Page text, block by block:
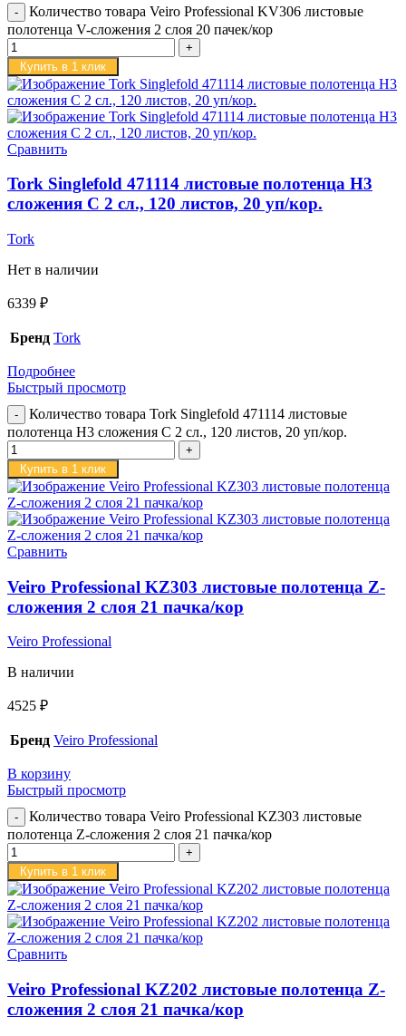
Количество товара Veiro Professional KV306 листовые
полотенца V-сложения 2 слоя 20 пачек/кор
Купить в 1 клик
Сравнить
Tork Singlefold 471114 листовые полотенца H3
сложения C 2 сл., 120 листов, 20 уп/кор.
Tork
Нет в наличии
6339 ₽
Бренд Tork
Подробнее
Быстрый просмотр
Количество товара Tork Singlefold 471114 листовые
полотенца H3 сложения C 2 сл., 120 листов, 20 уп/кор.
Купить в 1 клик
Сравнить
Veiro Professional KZ303 листовые полотенца Z-
сложения 2 слоя 21 пачка/кор
Veiro Professional
В наличии
4525 ₽
Бренд Veiro Professional
В корзину
Быстрый просмотр
Количество товара Veiro Professional KZ303 листовые
полотенца Z-сложения 2 слоя 21 пачка/кор
Купить в 1 клик
Сравнить
Veiro Professional KZ202 листовые полотенца Z-
сложения 2 слоя 21 пачка/кор